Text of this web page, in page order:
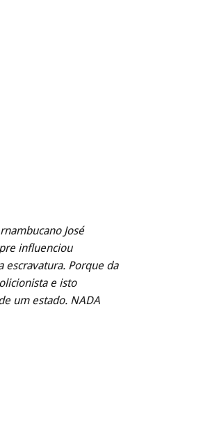
José
influenciou
escravatura. Porque da
e isto
um estado. NADA